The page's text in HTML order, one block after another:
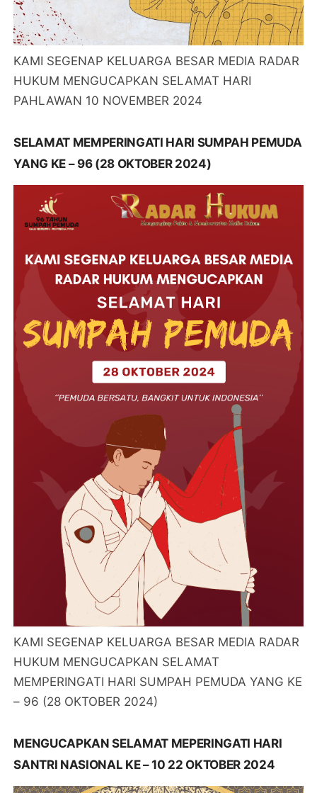
KAMI SEGENAP KELUARGA BESAR MEDIA RADAR
HUKUM MENGUCAPKAN SELAMAT HARI
PAHLAWAN 10 NOVEMBER 2024
SELAMAT MEMPERINGATI HARI SUMPAH PEMUDA
YANG KE – 96 (28 OKTOBER 2024)
KAMI SEGENAP KELUARGA BESAR MEDIA RADAR
HUKUM MENGUCAPKAN SELAMAT
MEMPERINGATI HARI SUMPAH PEMUDA YANG KE
– 96 (28 OKTOBER 2024)
MENGUCAPKAN SELAMAT MEPERINGATI HARI
SANTRI NASIONAL KE – 10 22 OKTOBER 2024